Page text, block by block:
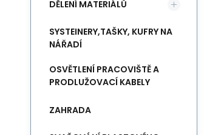
DĚLENÍ MATERIÁLŮ
SYSTEINERY,TAŠKY, KUFRY NA
NÁŘADÍ
OSVĚTLENÍ PRACOVIŠTĚ A
PRODLUŽOVACÍ KABELY
ZAHRADA